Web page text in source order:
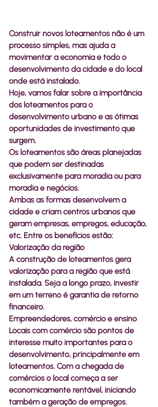
Construir novos loteamentos não é um
processo simples, mas ajuda a
movimentar a economia e todo o
desenvolvimento da cidade e do local
onde está instalado.
Hoje, vamos falar sobre a importância
dos loteamentos para o
desenvolvimento urbano e as ótimas
oportunidades de investimento que
surgem.
Os loteamentos são áreas planejadas
que podem ser destinadas
exclusivamente para moradia ou para
moradia e negócios.
Ambas as formas desenvolvem a
cidade e criam centros urbanos que
geram empresas, empregos, educação,
etc. Entre os benefícios estão:
Valorização da região
A construção de loteamentos gera
valorização para a região que está
instalada. Seja a longo prazo, investir
em um terreno é garantia de retorno
financeiro.
Empreendedores, comércio e ensino
Locais com comércio são pontos de
interesse muito importantes para o
desenvolvimento, principalmente em
loteamentos. Com a chegada de
comércios o local começa a ser
economicamente rentável, iniciando
também a geração de empregos.